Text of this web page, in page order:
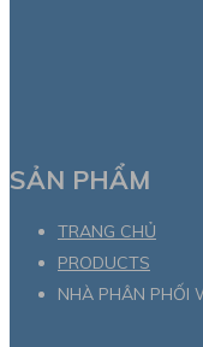
SẢN PHẨM
TRANG CHỦ
PRODUCTS
NHÀ PHÂN PHỐI